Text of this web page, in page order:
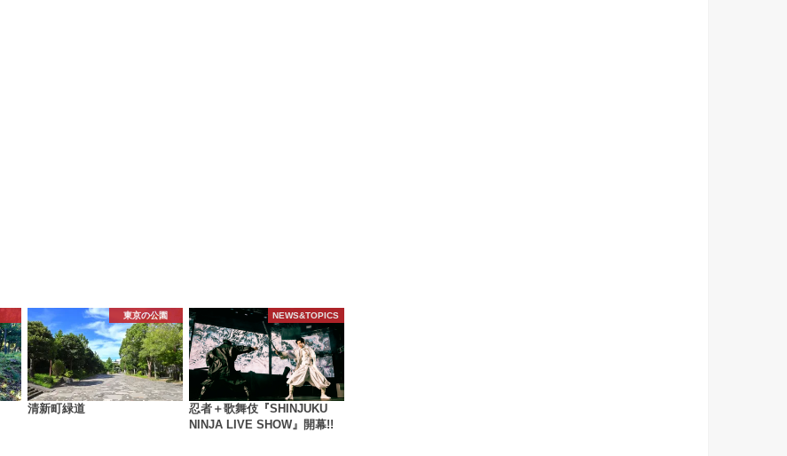
東京の公園
清新町緑道
NEWS&TOPICS
忍者＋歌舞伎『SHINJUKU
NINJA LIVE SHOW』開幕!!